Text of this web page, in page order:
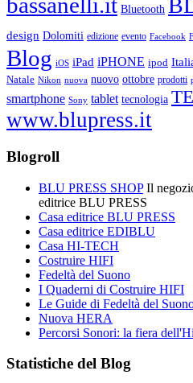
Bluetooth
design Dolomiti edizione evento Facebook
Blog iOS iPad iPHONE ipod
Natale Nikon nuova nuovo ottobre prodotti
smartphone Sony tablet tecnologia
www.blupress.it
Blogroll
BLU PRESS SHOPIl
editrice BLU PRESS
Casa editrice BLU PRESS
Casa editrice EDIBLU
Casa HI-TECH
Costruire HIFI
Fedeltà del Suono
I Quaderni di Costruire HIFI
Le Guide di Fedeltà del
Nuova HERA
Percorsi Sonori: la fiera
Statistiche del Blog